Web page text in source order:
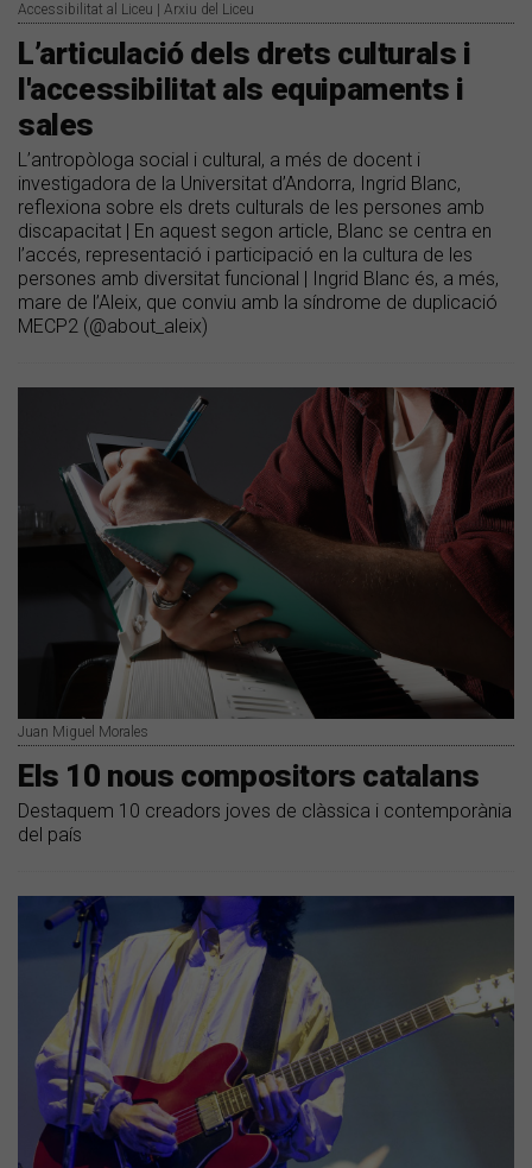
Accessibilitat al Liceu | Arxiu del Liceu
L’articulació dels drets culturals i
l'accessibilitat als equipaments i
sales
L’antropòloga social i cultural, a més de docent i
investigadora de la Universitat d’Andorra, Ingrid Blanc,
reflexiona sobre els drets culturals de les persones amb
discapacitat | En aquest segon article, Blanc se centra en
l’accés, representació i participació en la cultura de les
persones amb diversitat funcional | Ingrid Blanc és, a més,
mare de l’Aleix, que conviu amb la síndrome de duplicació
MECP2 (@about_aleix)
Juan Miguel Morales
Els 10 nous compositors catalans
Destaquem 10 creadors joves de clàssica i contemporània
del país